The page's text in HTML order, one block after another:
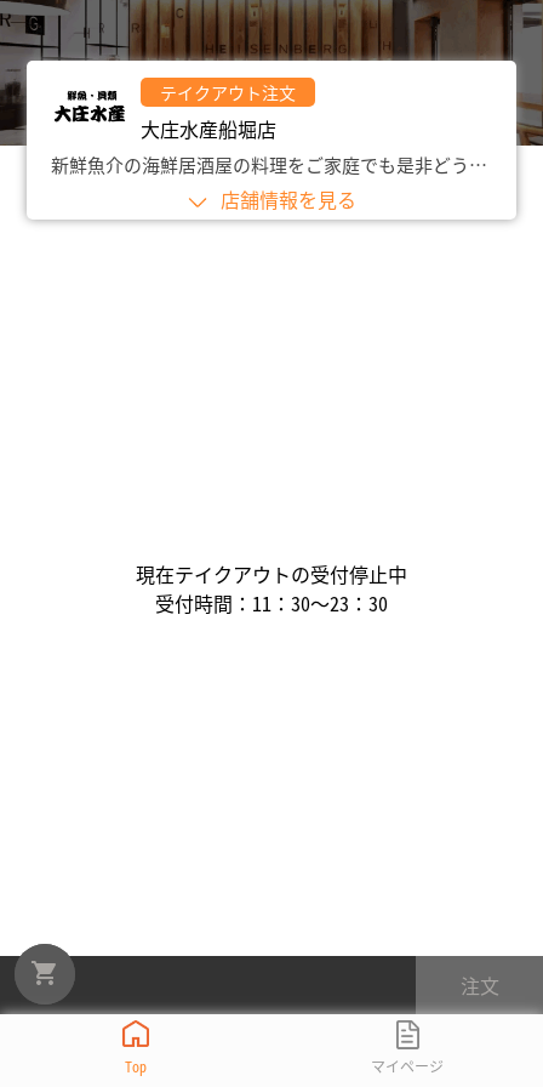
テイクアウト注文
大庄水産船堀店
新鮮魚介の海鮮居酒屋の料理をご家庭でも是非どうぞ。
店舗情報を見る
現在テイクアウトの受付停止中
受付時間： 11：30～23：30
注文
Top マイページ